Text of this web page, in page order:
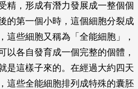
精，形成有潛力發展成一整個個
的第一個小時，這個細胞分裂成
這些細胞又稱為「全能細胞」，
以各自發育成一個完整的個體，
是這樣子來的。在經過大約四天
這些全能細胞排列成特殊的囊胚